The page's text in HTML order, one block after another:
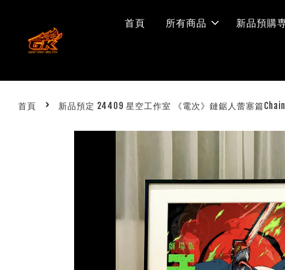
首頁 所有商品 新品預購
首頁 › 新品預定 24409 星空工作室 《電次》鏈鋸人蕾塞篇